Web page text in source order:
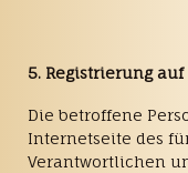
5. Registrierung
Die betroffene
Internetseite des
Verantwortlichen